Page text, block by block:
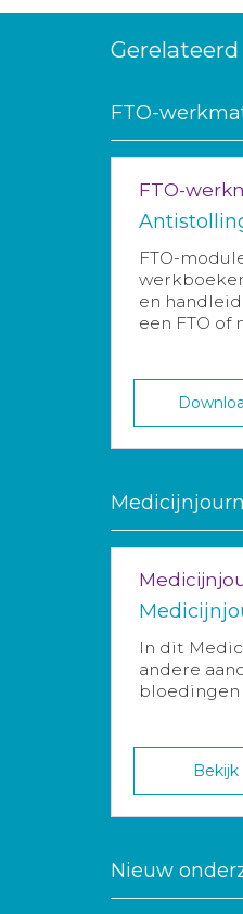
FTO-
FTO-
FTO-
en
een FTO of
In dit
andere
bloedingen
Bekijk
Nieuw